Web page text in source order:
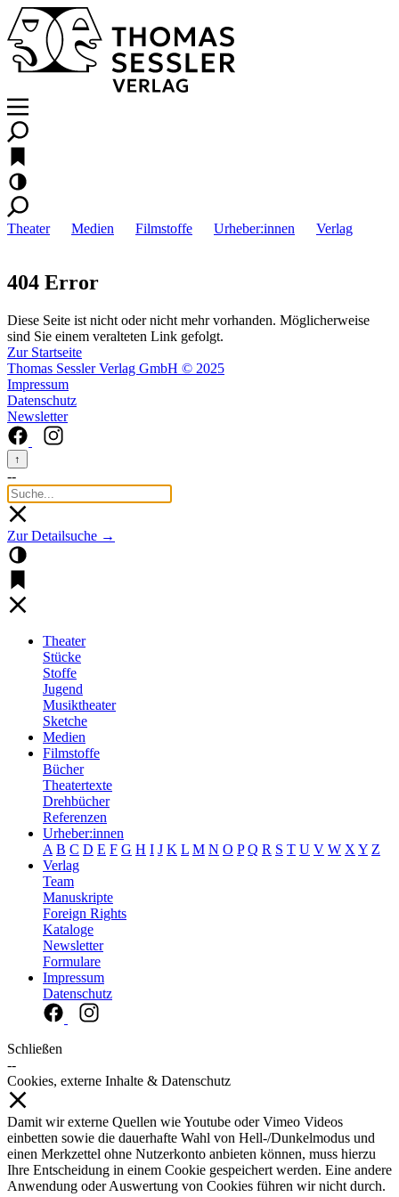
Theater Medien Filmstoffe Urheber:innen Verlag
404 Error
Diese Seite ist nicht oder nicht mehr vorhanden. Möglicherweise
sind Sie einem veralteten Link gefolgt.
Zur Startseite
Thomas Sessler Verlag GmbH © 2025
Impressum
Datenschutz
Newsletter
↑
--
Zur Detailsuche →
Theater
Stücke
Stoffe
Jugend
Musiktheater
Sketche
Medien
Filmstoffe
Bücher
Theatertexte
Drehbücher
Referenzen
Urheber:innen
A B C D E F G H I J K L M N O P Q R S T U V W X Y Z
Verlag
Team
Manuskripte
Foreign Rights
Kataloge
Newsletter
Formulare
Impressum
Datenschutz
Schließen
--
Cookies, externe Inhalte & Datenschutz
Damit wir externe Quellen wie Youtube oder Vimeo Videos
einbetten sowie die dauerhafte Wahl von Hell-/Dunkelmodus und
einen Merkzettel ohne Nutzerkonto anbieten können, muss hierzu
Ihre Entscheidung in einem Cookie gespeichert werden. Eine andere
Anwendung oder Auswertung von Cookies führen wir nicht durch.